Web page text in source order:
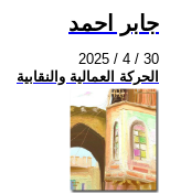
جابر احمد
2025 / 4 / 30
الحركة العمالية والنقابية